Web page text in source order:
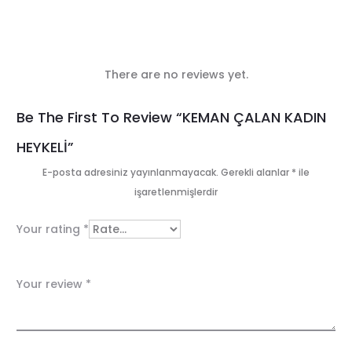
R
e
e
s
There are no reviews yet.
Be The First To Review “KEMAN ÇALAN KADIN
HEYKELİ”
E-posta adresiniz yayınlanmayacak. Gerekli alanlar * ile
işaretlenmişlerdir
Your rating *
Your review *